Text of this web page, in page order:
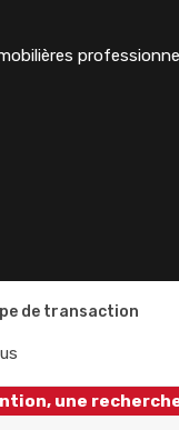
de transaction
une